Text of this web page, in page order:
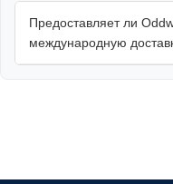
Предоставляет ли
международную